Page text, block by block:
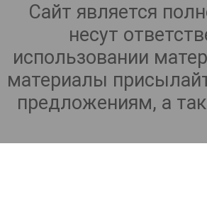
Сайт является
несут
использовании
материалы
предложениям, а